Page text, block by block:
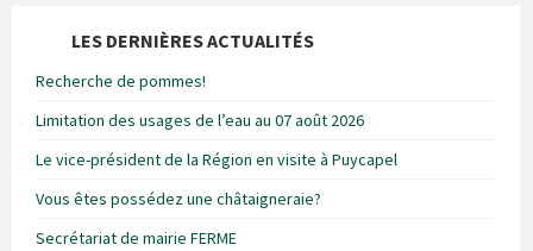
LES DERNIÈRES ACTUALITÉS
Recherche de pommes!
Limitation des usages de l’eau au 07 août 2026
Le vice-président de la Région en visite à Puycapel
Vous êtes possédez une châtaigneraie?
Secrétariat de mairie FERME